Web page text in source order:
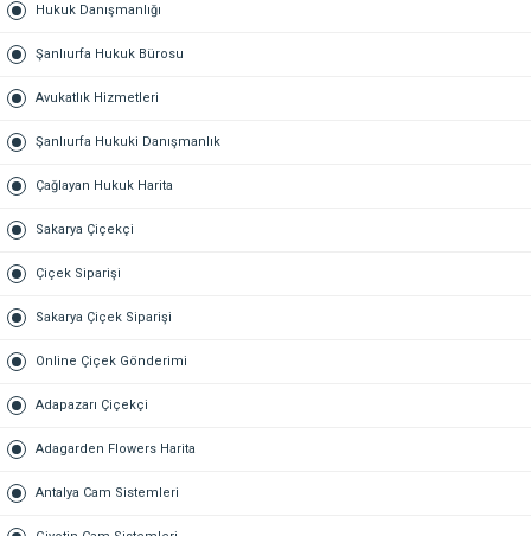
Hukuk Danışmanlığı
Şanlıurfa Hukuk Bürosu
Avukatlık Hizmetleri
Şanlıurfa Hukuki Danışmanlık
Çağlayan Hukuk Harita
Sakarya Çiçekçi
Çiçek Siparişi
Sakarya Çiçek Siparişi
Online Çiçek Gönderimi
Adapazarı Çiçekçi
Adagarden Flowers Harita
Antalya Cam Sistemleri